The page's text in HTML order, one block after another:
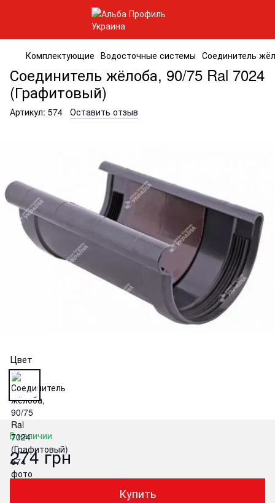
Комплектующие Водосточные системы Соединитель
Соединитель жёлоба, 90/75 Ral 7024
(Графитовый)
Артикул: 574 Оставить отзыв
Цвет
В наличии
274 грн
Купить